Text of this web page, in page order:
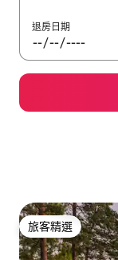
退房日期
旅客精選
旅客精選